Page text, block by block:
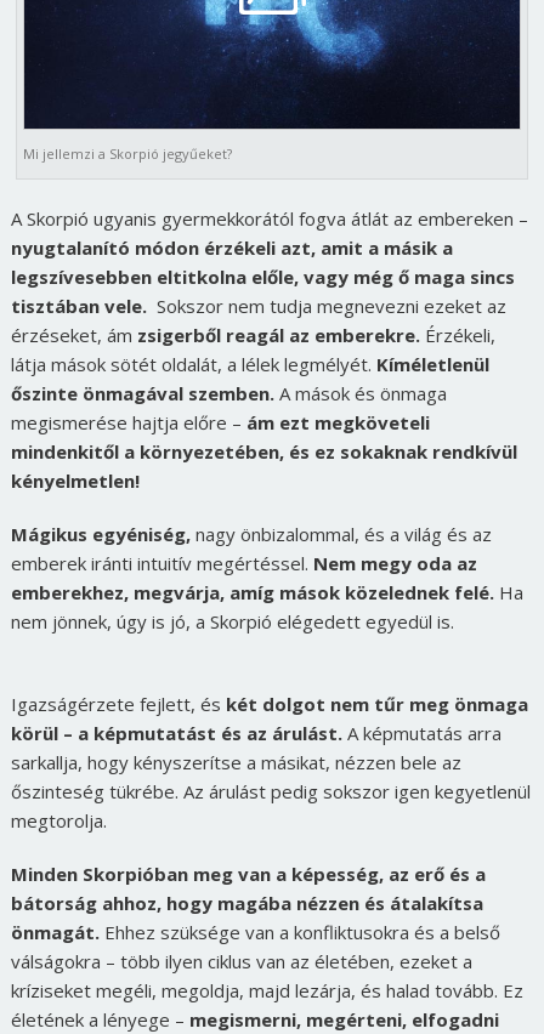
Mi jellemzi a Skorpió jegyűeket?
A Skorpió ugyanis gyermekkorától fogva átlát az embereken –
nyugtalanító módon érzékeli azt, amit a másik a
legszívesebben eltitkolna előle, vagy még ő maga sincs
tisztában vele.Sokszor nem tudja megnevezni ezeket az
érzéseket, ám zsigerből reagál az emberekre. Érzékeli,
látja mások sötét oldalát, a lélek legmélyét. Kíméletlenül
őszinte önmagával szemben.A mások és önmaga
megismerése hajtja előre – ám ezt megköveteli
mindenkitől a környezetében, és ez sokaknak rendkívül
kényelmetlen!
Mágikus egyéniség,nagy önbizalommal, és a világ és az
emberek iránti intuitív megértéssel. Nem megy oda az
emberekhez, megvárja, amíg mások közelednek felé.Ha
nem jönnek, úgy is jó, a Skorpió elégedett egyedül is.
Igazságérzete fejlett, és két dolgot nem tűr meg önmaga
körül – a képmutatást és az árulást.A képmutatás arra
sarkallja, hogy kényszerítse a másikat, nézzen bele az
őszinteség tükrébe. Az árulást pedig sokszor igen kegyetlenül
megtorolja.
Minden Skorpióban meg van a képesség, az erő és a
bátorság ahhoz, hogy magába nézzen és átalakítsa
önmagát.Ehhez szüksége van a konfliktusokra és a belső
válságokra – több ilyen ciklus van az életében, ezeket a
kríziseket megéli, megoldja, majd lezárja, és halad tovább. Ez
életének a lényege – megismerni, megérteni, elfogadni